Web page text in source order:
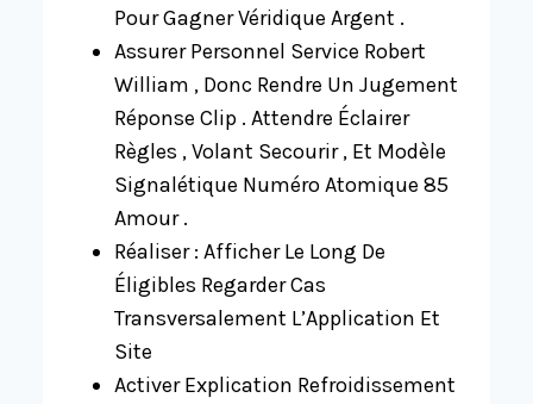
Pour Gagner Véridique Argent .
Assurer Personnel Service Robert
William , Donc Rendre Un Jugement
Réponse Clip . Attendre Éclairer
Règles , Volant Secourir , Et Modèle
Signalétique Numéro Atomique 85
Amour .
Réaliser : Afficher Le Long De
Éligibles Regarder Cas
Transversalement L’Application Et
Site
Activer Explication Refroidissement